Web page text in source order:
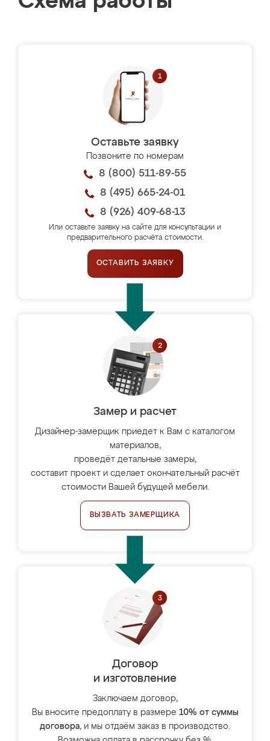
Оставьте заявку
Позвоните по номерам
8 (800) 511-89-55
8 (495) 665-24-01
8 (926) 409-68-13
Или оставьте заявку на сайте для консультации и
предварительного расчёта стоимости.
ОСТАВИТЬ ЗАЯВКУ
Замер и расчет
Дизайнер-замерщик приедет к Вам с каталогом
материалов,
проведёт детальные замеры,
составит проект и сделает окончательный расчёт
стоимости Вашей будущей мебели.
ВЫЗВАТЬ ЗАМЕРЩИКА
Договор
и изготовление
Заключаем договор,
Вы вносите предоплату в размере 10% от суммы
договора, и мы отдаём заказ в производство.